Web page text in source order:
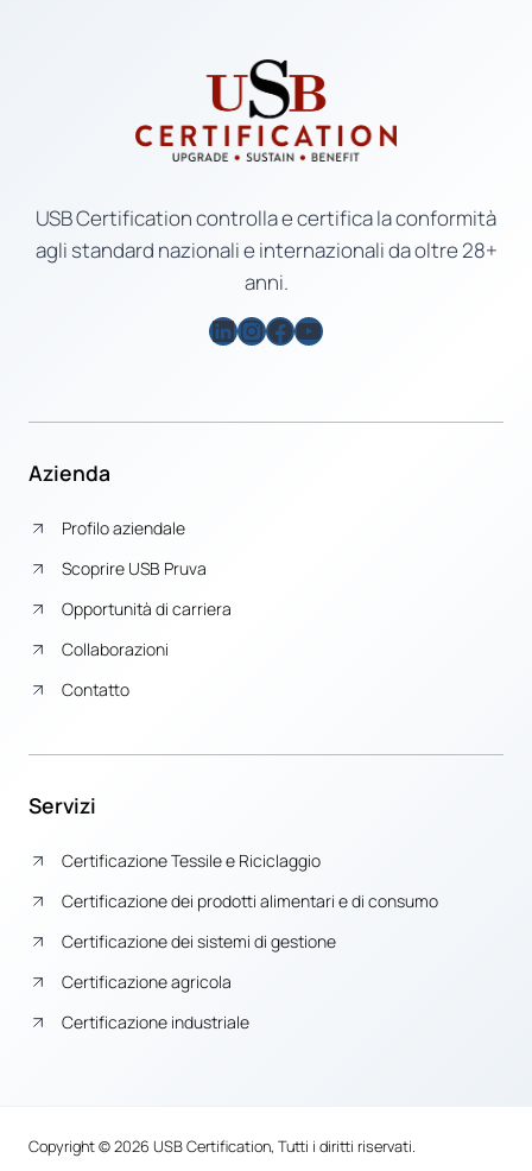
USB Certification controlla e certifica la conformità
agli standard nazionali e internazionali da oltre 28+
anni.
LinkedIn
Instagram
Facebook
YouTube
Azienda
Profilo aziendale
Scoprire USB Pruva
Opportunità di carriera
Collaborazioni
Contatto
Servizi
Certificazione Tessile e Riciclaggio
Certificazione dei prodotti alimentari e di consumo
Certificazione dei sistemi di gestione
Certificazione agricola
Certificazione industriale
Copyright © 2026 USB Certification, Tutti i diritti riservati.